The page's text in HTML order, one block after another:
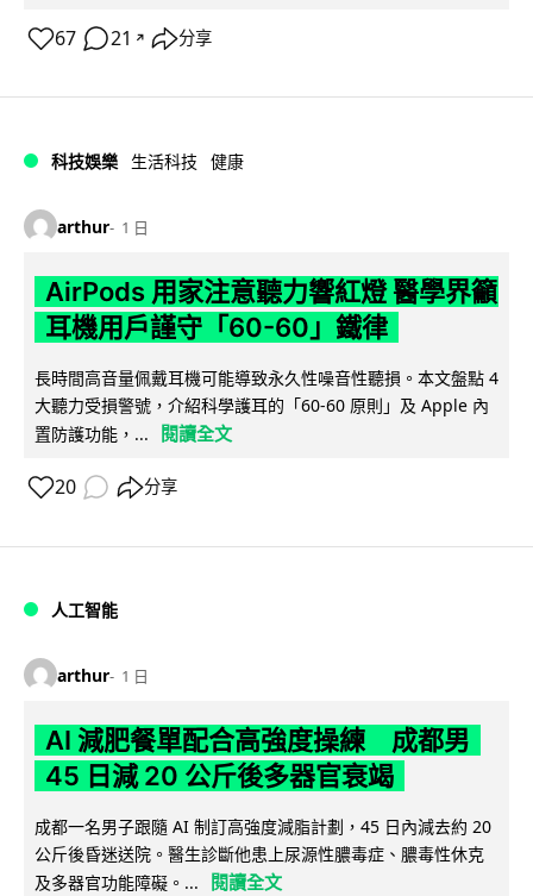
67 21 ↗ 分享
科技娛樂 生活科技 健康
arthur 1 日
AirPods 用家注意聽力響紅燈 醫學界籲
耳機用戶謹守「60-60」鐵律
長時間高音量佩戴耳機可能導致永久性噪音性聽損。本文盤點 4
大聽力受損警號，介紹科學護耳的「60-60 原則」及 Apple 內
置防護功能，...
閱讀全文
20 分享
人工智能
arthur 1 日
AI 減肥餐單配合高強度操練 成都男
45 日減 20 公斤後多器官衰竭
成都一名男子跟隨 AI 制訂高強度減脂計劃，45 日內減去約 20
公斤後昏迷送院。醫生診斷他患上尿源性膿毒症、膿毒性休克
及多器官功能障礙。...
閱讀全文